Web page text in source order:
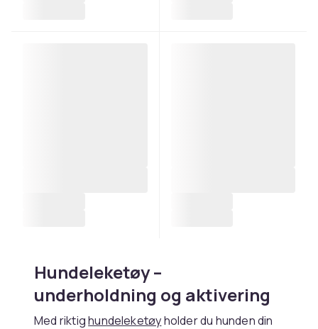
Hundeleketøy –
underholdning og aktivering
Med riktighundeleketøyholder du hunden din